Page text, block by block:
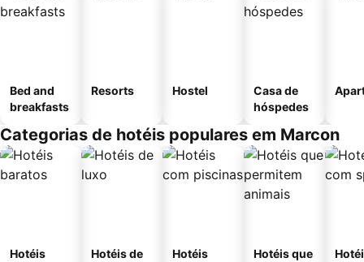
Bed and
breakfasts
Resorts Hostel
Casa de
hóspedes
Categorias de hotéis populares em Marcon
Hotéis
Hotéis de
Hotéis
Hotéis que